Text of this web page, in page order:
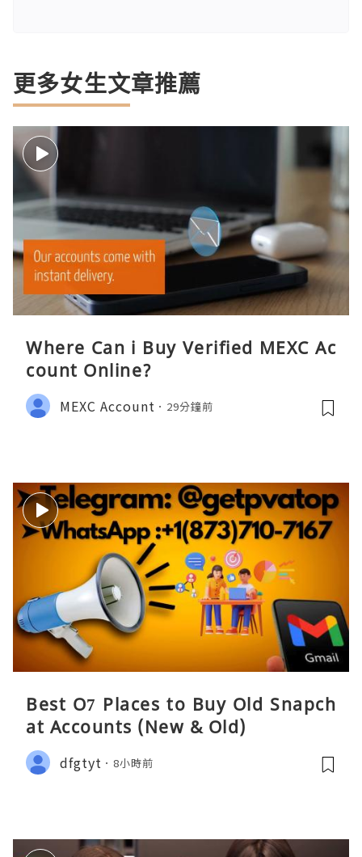
更多女生文章推薦
Where Can i Buy Verified MEXC Ac
count Online?
MEXC Account 29分鐘前
Best O7 Places to Buy Old Snapch
at Accounts (New & Old)
dfgtyt 8小時前